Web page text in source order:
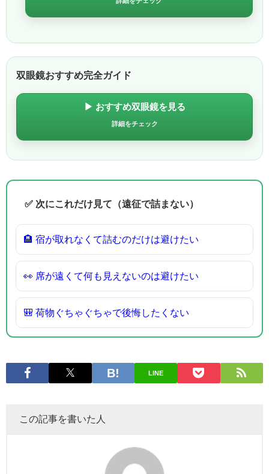
双眼鏡おすすめ完全ガイド
▶ おすすめ双眼鏡を見る
詳細をチェック
✅ 次にこれだけ見て（遠征で詰まない）
🏨 宿が取れなくて詰むのだけは避けたい
👀 席が遠くて何も見えないのは避けたい
🎒 荷物ぐちゃぐちゃで後悔したくない
LINE
この記事を書いた人